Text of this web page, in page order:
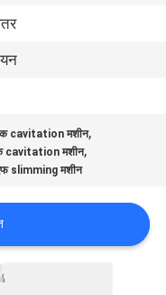
cavitation मशीन,
cavitation मशीन,
slimming मशीन